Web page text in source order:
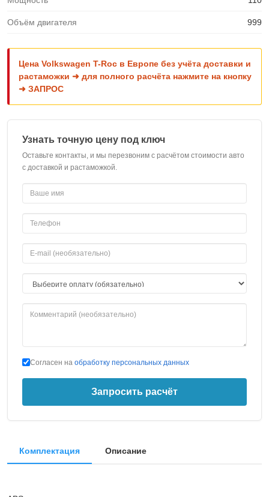
Объём двигателя 999
Цена Volkswagen T-Roc в Европе без учёта доставки и
растаможки ➜ для полного расчёта нажмите на кнопку
➜ ЗАПРОС
Узнать точную цену под ключ
Оставьте контакты, и мы перезвоним с расчётом стоимости авто
с доставкой и растаможкой.
Согласен на обработку персональных данных
Запросить расчёт
Комплектация Описание